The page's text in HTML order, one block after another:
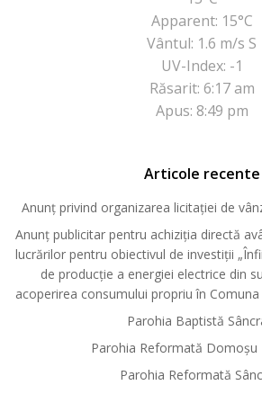
Apparent: 15°C
Vântul: 1.6 m/s S
UV-Index: -1
Răsarit: 6:17 am
Apus: 8:49 pm
Articole recente
Anunț privind organizarea licitației de
Anunț publicitar pentru achiziția directă
lucrărilor pentru obiectivul de investiții
de producție a energiei electrice din
acoperirea consumului propriu în Comuna
Parohia Baptistă
Parohia Reformată Domoşu
Parohia Reformată